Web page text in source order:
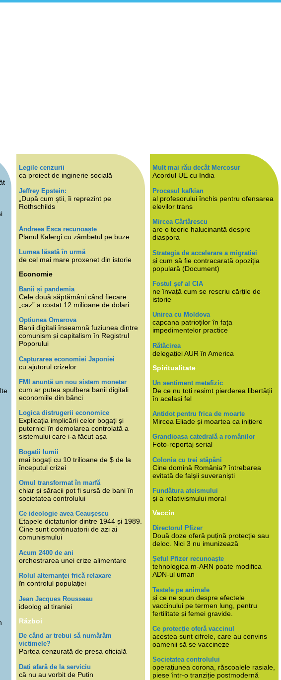
Legile cenzurii
ca proiect de inginerie socială
Jeffrey Epstein:
„După cum știi, îi reprezint pe
Rothschilds
Andreea Esca recunoaște
Planul Kalergi cu zâmbetul pe buze
Lumea lăsată în urmă
de cel mai mare proxenet din istorie
Economie
Banii și pandemia
Cele două săptămâni când fiecare
„caz” a costat 12 milioane de dolari
Opțiunea Omarova
Banii digitali înseamnă fuziunea dintre
comunism și capitalism în Registrul
Poporului
Capturarea economiei Japoniei
cu ajutorul crizelor
FMI anunță un nou sistem monetar
cum ar putea spulbera banii digitali
economiile din bănci
Logica distrugerii economice
Explicația implicării celor bogați și
puternici în demolarea controlată a
sistemului care i-a făcut așa
Bogații lumii
mai bogați cu 10 trilioane de $ de la
începutul crizei
Omul transformat în marfă
chiar și săracii pot fi sursă de bani în
societatea controlului
Ce ideologie avea Ceaușescu
Etapele dictaturilor dintre 1944 și 1989.
Cine sunt continuatorii de azi ai
comunismului
Acum 2400 de ani
orchestrarea unei crize alimentare
Rolul alternanței frică relaxare
în controlul populației
Jean Jacques Rousseau
ideolog al tiraniei
Război
De când ar trebui să numărăm
victimele?
Partea cenzurată de presa oficială
Dați afară de la serviciu
că nu au vorbit de Putin
Mult mai rău decât Mercosur
Acordul UE cu India
Procesul kafkian
al profesorului închis pentru ofensarea
elevilor trans
Mircea Cărtărescu
are o teorie halucinantă despre
diaspora
Strategia de accelerare a migrației
și cum să fie contracarată opoziția
populară (Document)
Fostul șef al CIA
ne învață cum se rescriu cărțile de
istorie
Unirea cu Moldova
capcana patrioților în fața
impedimentelor practice
Rătăcirea
delegației AUR în America
Spiritualitate
Un sentiment metafizic
De ce nu toți resimt pierderea libertății
în același fel
Antidot pentru frica de moarte
Mircea Eliade și moartea ca inițiere
Grandioasa catedrală a românilor
Foto-reportaj serial
Colonia cu trei stăpâni
Cine domină România? întrebarea
evitată de falșii suveraniști
Fundătura ateismului
și a relativismului moral
Vaccin
Directorul Pfizer
Două doze oferă puțină protecție sau
deloc. Nici 3 nu imunizează
Șeful Pfizer recunoaște
tehnologica m-ARN poate modifica
ADN-ul uman
Testele pe animale
și ce ne spun despre efectele
vaccinului pe termen lung, pentru
fertilitate și femei gravide.
Ce protecție oferă vaccinul
acestea sunt cifrele, care au convins
oamenii să se vaccineze
Societatea controlului
operațiunea corona, răscoalele rasiale,
piese într-o tranziție postmodernă